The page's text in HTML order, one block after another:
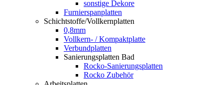
sonstige Dekore
Furnierspanplatten
Schichtstoffe/Vollkernplatten
0,8mm
Vollkern- / Kompaktplatte
Verbundplatten
Sanierungsplatten Bad
Rocko-Sanierungsplatten
Rocko Zubehör